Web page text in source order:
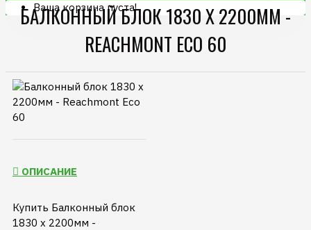
Ваша корзина пуста!
БАЛКОННЫЙ БЛОК 1830 Х 2200ММ -
REACHMONT ECO 60
ОПИСАНИЕ
Купить Балконный блок
1830 х 2200мм -